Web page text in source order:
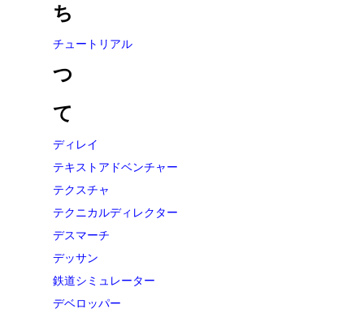
ち
チュートリアル
つ
て
ディレイ
テキストアドベンチャー
テクスチャ
テクニカルディレクター
デスマーチ
デッサン
鉄道シミュレーター
デベロッパー